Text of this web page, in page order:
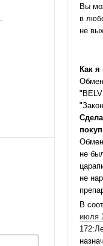
Вы
в
не
Как
Обмен
не
не
В
июля